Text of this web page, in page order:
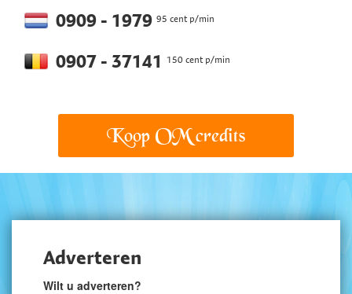
0909 - 1979 95 cent p/min
0907 - 37141 150 cent p/min
Koop OM credits
Adverteren
Wilt u adverteren?